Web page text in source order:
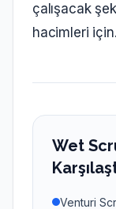
çalışacak
hacimleri için.
Wet
Venturi